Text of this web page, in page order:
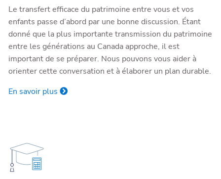
Le transfert efficace du patrimoine entre vous et vos
enfants passe d’abord par une bonne discussion. Étant
donné que la plus importante transmission du patrimoine
entre les générations au Canada approche, il est
important de se préparer. Nous pouvons vous aider à
orienter cette conversation et à élaborer un plan durable.
En savoir plus